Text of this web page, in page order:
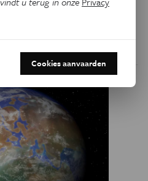
toe. ‘Ik vind het
ontsloten kunnen worden.’
Cookies aanvaarden